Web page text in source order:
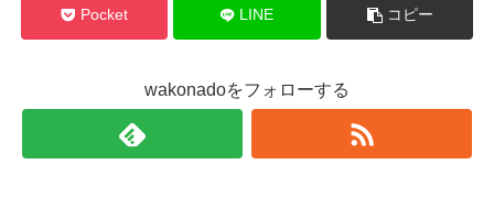
Pocket LINE コピー
wakonadoをフォローする